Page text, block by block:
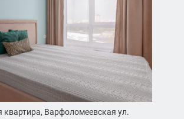
Варфоломеевская ул.